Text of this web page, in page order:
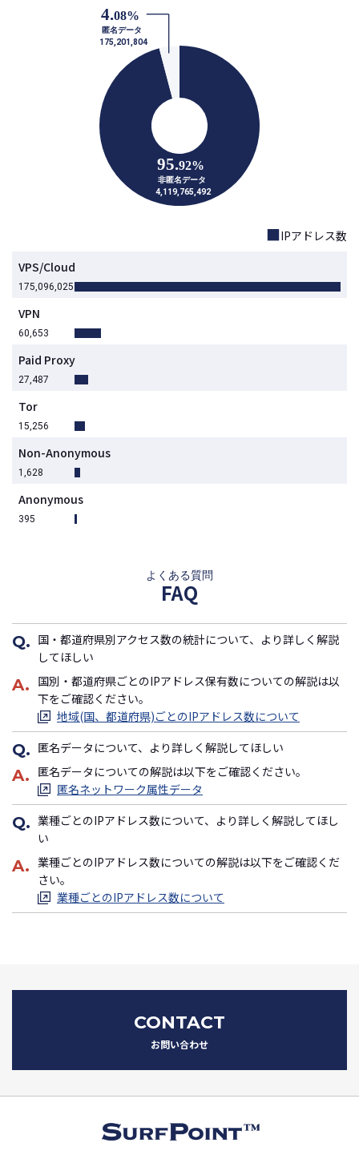
■IPアドレス数
VPS/Cloud
175,096,025
VPN
60,653
Paid Proxy
27,487
Tor
15,256
Non-Anonymous
1,628
Anonymous
395
よくある質問
FAQ
Q. 国・都道府県別アクセス数の統計について、より詳しく解説
してほしい
A. 国別・都道府県ごとのIPアドレス保有数についての解説は以
下をご確認ください。
地域(国、都道府県)ごとのIPアドレス数について
Q. 匿名データについて、より詳しく解説してほしい
A. 匿名データについての解説は以下をご確認ください。
匿名ネットワーク属性データ
Q. 業種ごとのIPアドレス数について、より詳しく解説してほし
い
A. 業種ごとのIPアドレス数についての解説は以下をご確認くだ
さい。
業種ごとのIPアドレス数について
CONTACT
お問い合わせ